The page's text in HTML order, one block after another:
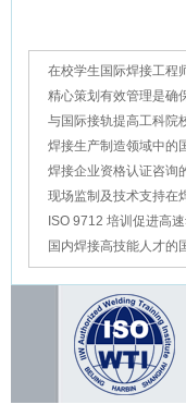
在校学生国际焊接工程
精心策划有效管理是确
与国际接轨提高工科院
的培训与资格认证
焊接生产制造领域中的
焊接企业资格认证咨询
现场监制及技术支持在
ISO 9712 培训促进高
国内焊接高技能人才的